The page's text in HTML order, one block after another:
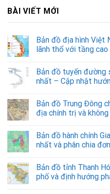
BÀI VIẾT MỚI
Bản đồ địa hình Việt
lãnh thổ với tầng
Bản đồ tuyến đường
nhất – Cập nhật
Bản đồ Trung Đông
địa chính trị và
Bản đồ hành chính
nhất và phân chia
Bản đồ tỉnh Thanh
phố và định hướng